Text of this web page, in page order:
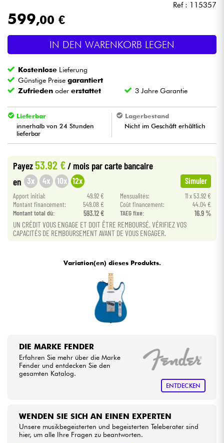
Licht
Blasinstrumente
Violinen & Quartett
Kinder
Kabel & Zubehöre
HiFi
Bundle
Ref : 115357
599,00 €
IN DEN WARENKORB LEGEN
Kostenlose Lieferung
Günstige Preisegarantiert
Zufrieden odererstattet 3 Jahre Garantie
Lieferbar
innerhalb von 24 Stunden
lieferbar
Lagerbestand
Nicht im Geschäft erhältlich
Payez53.92 €/ mois par carte bancaire
en 3x 4x 10x 12x Simuler
Apport initial: 49.92 € Mensualités:
11 x 53.92 €
Montant financement:
549.08 € Coût financement:
44.04 €
Montant total dù:
593.12 € TAEG fixe: 16.9 %
UN CRÉDIT VOUS ENGAGE ET DOIT ÊTRE REMBOURSÉ. VÉRIFIEZ VOS
CAPACITÉS DE REMBOURSEMENT AVANT DE VOUS ENGAGER.
Variation(en) dieses Produkts.
DIE MARKE FENDER
Erfahren Sie mehr über die Marke
Fender und entdecken Sie den
gesamten Katalog.
ENTDECKEN
WENDEN SIE SICH AN EINEN EXPERTEN
Unsere musikbegeisterten und begeisterten Teleberater sind
hier, um alle Ihre Fragen zu beantworten.